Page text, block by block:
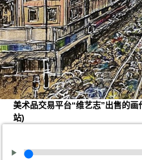
美术品交易平台“维艺志”出售的
站)